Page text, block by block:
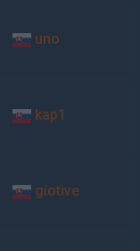
uno
kap1
giotive